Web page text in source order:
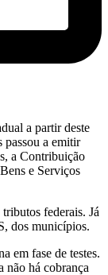
a partir deste
passou a emitir
a Contribuição
e Serviços
tributos federais. Já
, dos municípios.
em fase de testes.
não há cobrança